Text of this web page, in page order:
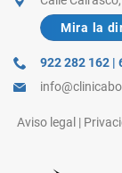
Mira la
922 282 162 |
Aviso legal |